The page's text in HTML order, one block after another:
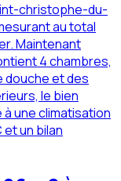
christophe-du-
au total
Maintenant
4 chambres,
douche et des
le bien
une climatisation
et un bilan